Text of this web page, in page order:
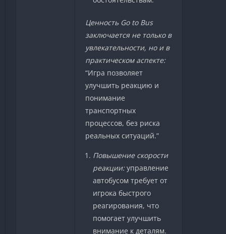
Ценность Go to Bus
заключается не только в
увлекательности, но и в
практическом аспекте:
“Игра позволяет
улучшить реакцию и
понимание
транспортных
процессов, без риска
реальных ситуаций.”
Повышение скорости
реакции:управление
автобусом требует от
игрока быстрого
реагирования, что
помогает улучшить
внимание к деталям.